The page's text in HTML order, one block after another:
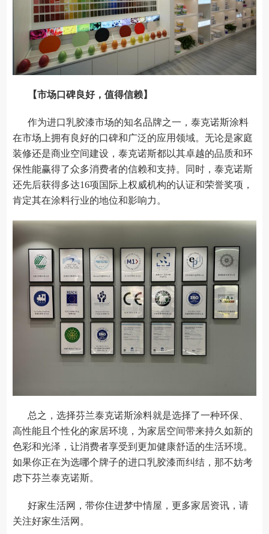
【市场口碑良好，值得信赖】
作为进口乳胶漆市场的知名品牌之一，泰克诺斯涂料
在市场上拥有良好的口碑和广泛的应用领域。无论是家庭
装修还是商业空间建设，泰克诺斯都以其卓越的品质和环
保性能赢得了众多消费者的信赖和支持。同时，泰克诺斯
还先后获得多达16项国际上权威机构的认证和荣誉奖项，
肯定其在涂料行业的地位和影响力。
总之，选择芬兰泰克诺斯涂料就是选择了一种环保、
高性能且个性化的家居环境，为家居空间带来持久如新的
色彩和光泽，让消费者享受到更加健康舒适的生活环境。
如果你正在为选哪个牌子的进口乳胶漆而纠结，那不妨考
虑下芬兰泰克诺斯。
好家生活网，带你住进梦中情屋，更多家居资讯，请
关注好家生活网 。